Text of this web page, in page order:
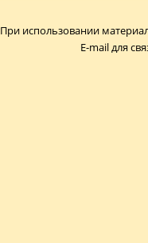
При использовании
E-mail для